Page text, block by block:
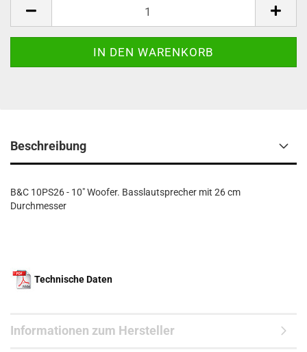
Beschreibung
B&C 10PS26 - 10" Woofer. Basslautsprecher mit 26 cm
Durchmesser
Technische Daten
Informationen zum Hersteller